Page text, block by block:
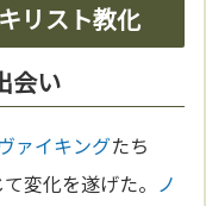
リスト教化
会い
ヴァイキングたち
変化を遂げた。 ノ